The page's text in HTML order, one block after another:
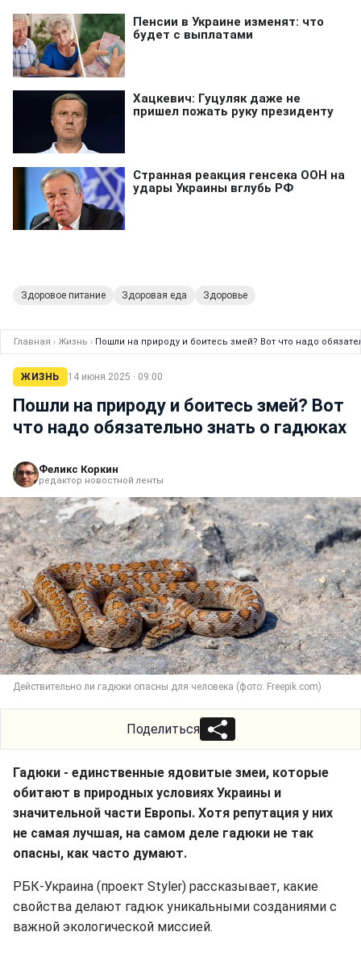
Здоровое питание Здоровая еда Здоровье
Главная › Жизнь › Пошли на природу и боитесь змей? Вот что надо
ЖИЗНЬ 14 июня 2025 · 09:00
Пошли на природу и боитесь змей? Вот
что надо обязательно знать о гадюках
Феликс Коркин
редактор новостной ленты
Действительно ли гадюки опасны для человека (фото: Freepik.com)
Поделиться
Гадюки - единственные ядовитые змеи, которые
обитают в природных условиях Украины и
значительной части Европы. Хотя репутация у них
не самая лучшая, на самом деле гадюки не так
опасны, как часто думают.
РБК-Украина (проект Styler) рассказывает, какие
свойства делают гадюк уникальными созданиями с
важной экологической миссией.